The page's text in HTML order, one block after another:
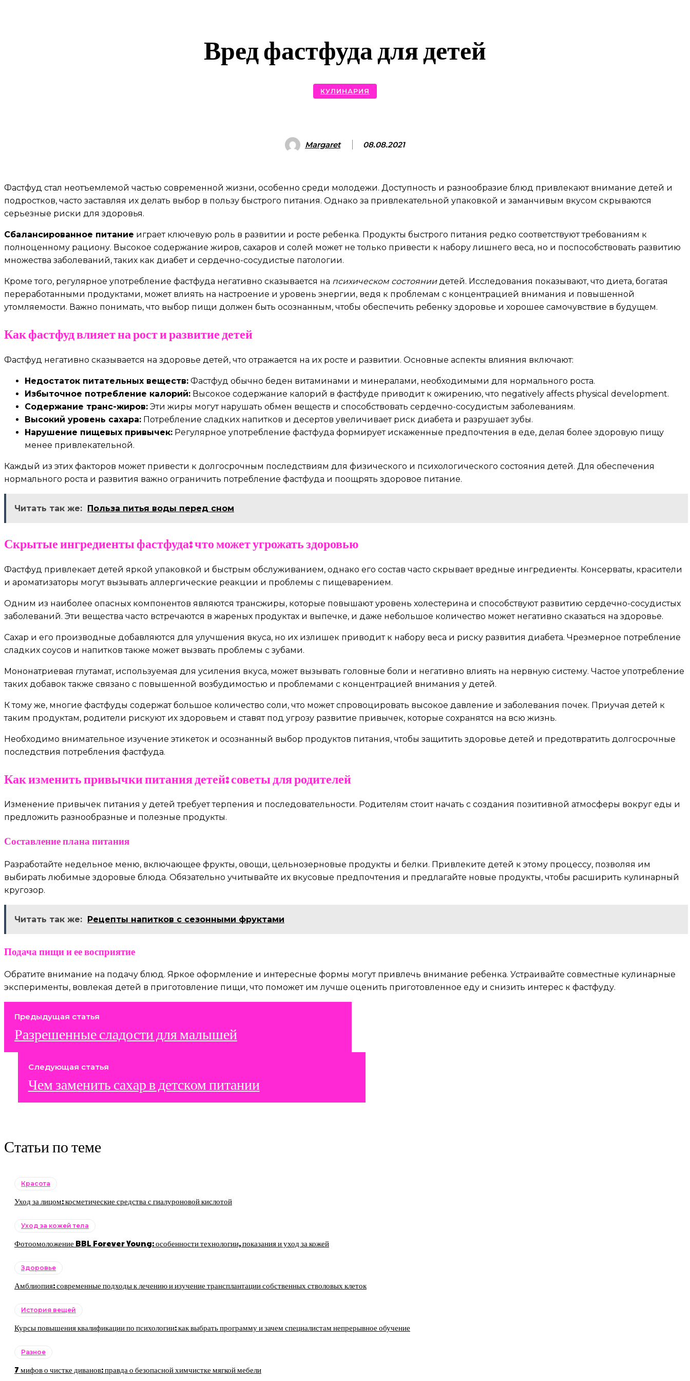
Вред фастфуда для детей
КУЛИНАРИЯ
Margaret 08.08.2021
Фастфуд стал неотъемлемой частью современной жизни, особенно среди молодежи. Доступность и разнообразие блюд привлекают внимание детей и
подростков, часто заставляя их делать выбор в пользу быстрого питания. Однако за привлекательной упаковкой и заманчивым вкусом скрываются
серьезные риски для здоровья.
Сбалансированное питание играет ключевую роль в развитии и росте ребенка. Продукты быстрого питания редко соответствуют требованиям к
полноценному рациону. Высокое содержание жиров, сахаров и солей может не только привести к набору лишнего веса, но и поспособствовать развитию
множества заболеваний, таких как диабет и сердечно-сосудистые патологии.
Кроме того, регулярное употребление фастфуда негативно сказывается на психическом состояниидетей. Исследования показывают, что диета, богатая
переработанными продуктами, может влиять на настроение и уровень энергии, ведя к проблемам с концентрацией внимания и повышенной
утомляемости. Важно понимать, что выбор пищи должен быть осознанным, чтобы обеспечить ребенку здоровье и хорошее самочувствие в будущем.
Как фастфуд влияет на рост и развитие детей
Фастфуд негативно сказывается на здоровье детей, что отражается на их росте и развитии. Основные аспекты влияния включают:
Недостаток питательных веществ: Фастфуд обычно беден витаминами и минералами, необходимыми для нормального роста.
Избыточное потребление калорий: Высокое содержание калорий в фастфуде приводит к ожирению, что negatively affects physical development.
Содержание транс-жиров: Эти жиры могут нарушать обмен веществ и способствовать сердечно-сосудистым заболеваниям.
Высокий уровень сахара: Потребление сладких напитков и десертов увеличивает риск диабета и разрушает зубы.
Нарушение пищевых привычек: Регулярное употребление фастфуда формирует искаженные предпочтения в еде, делая более здоровую пищу
менее привлекательной.
Каждый из этих факторов может привести к долгосрочным последствиям для физического и психологического состояния детей. Для обеспечения
нормального роста и развития важно ограничить потребление фастфуда и поощрять здоровое питание.
Читать так же: Польза питья воды перед сном
Скрытые ингредиенты фастфуда: что может угрожать здоровью
Фастфуд привлекает детей яркой упаковкой и быстрым обслуживанием, однако его состав часто скрывает вредные ингредиенты. Консерваты, красители
и ароматизаторы могут вызывать аллергические реакции и проблемы с пищеварением.
Одним из наиболее опасных компонентов являются трансжиры, которые повышают уровень холестерина и способствуют развитию сердечно-сосудистых
заболеваний. Эти вещества часто встречаются в жареных продуктах и выпечке, и даже небольшое количество может негативно сказаться на здоровье.
Сахар и его производные добавляются для улучшения вкуса, но их излишек приводит к набору веса и риску развития диабета. Чрезмерное потребление
сладких соусов и напитков также может вызвать проблемы с зубами.
Мононатриевая глутамат, используемая для усиления вкуса, может вызывать головные боли и негативно влиять на нервную систему. Частое употребление
таких добавок также связано с повышенной возбудимостью и проблемами с концентрацией внимания у детей.
К тому же, многие фастфуды содержат большое количество соли, что может спровоцировать высокое давление и заболевания почек. Приучая детей к
таким продуктам, родители рискуют их здоровьем и ставят под угрозу развитие привычек, которые сохранятся на всю жизнь.
Необходимо внимательное изучение этикеток и осознанный выбор продуктов питания, чтобы защитить здоровье детей и предотвратить долгосрочные
последствия потребления фастфуда.
Как изменить привычки питания детей: советы для родителей
Изменение привычек питания у детей требует терпения и последовательности. Родителям стоит начать с создания позитивной атмосферы вокруг еды и
предложить разнообразные и полезные продукты.
Составление плана питания
Разработайте недельное меню, включающее фрукты, овощи, цельнозерновые продукты и белки. Привлеките детей к этому процессу, позволяя им
выбирать любимые здоровые блюда. Обязательно учитывайте их вкусовые предпочтения и предлагайте новые продукты, чтобы расширить кулинарный
кругозор.
Читать так же: Рецепты напитков с сезонными фруктами
Подача пищи и ее восприятие
Обратите внимание на подачу блюд. Яркое оформление и интересные формы могут привлечь внимание ребенка. Устраивайте совместные кулинарные
эксперименты, вовлекая детей в приготовление пищи, что поможет им лучше оценить приготовленное еду и снизить интерес к фастфуду.
Предыдущая статья
Разрешенные сладости для малышей
Следующая статья
Чем заменить сахар в детском питании
Статьи по теме
Красота
Уход за лицом: косметические средства с гиалуроновой кислотой
Уход за кожей тела
Фотоомоложение BBL Forever Young: особенности технологии, показания и уход за кожей
Здоровье
Амблиопия: современные подходы к лечению и изучение трансплантации собственных стволовых клеток
История вещей
Курсы повышения квалификации по психологии: как выбрать программу и зачем специалистам непрерывное обучение
Разное
7 мифов о чистке диванов: правда о безопасной химчистке мягкой мебели